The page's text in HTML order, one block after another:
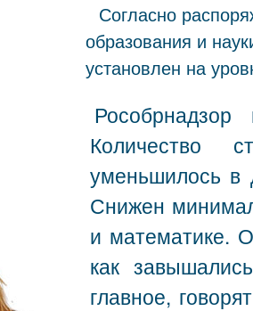
Согласно
образования и
установлен на
Количество
уменьшилось в
Снижен
и математике.
как
главное,